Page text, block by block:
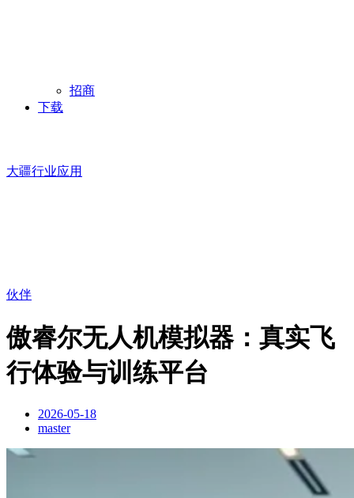
招商
下载
大疆行业应用
伙伴
傲睿尔无人机模拟器：真实飞
行体验与训练平台
2026-05-18
master